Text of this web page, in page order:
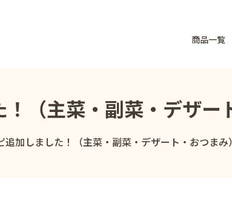
商品一覧
（主菜・副菜・デザー
追加しました！（主菜・副菜・デザート・おつまみ）